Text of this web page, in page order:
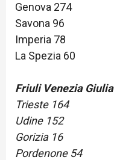
Genova 274
Savona 96
Imperia 78
La Spezia 60
Friuli Venezia Giulia
Trieste 164
Udine 152
Gorizia 16
Pordenone 54